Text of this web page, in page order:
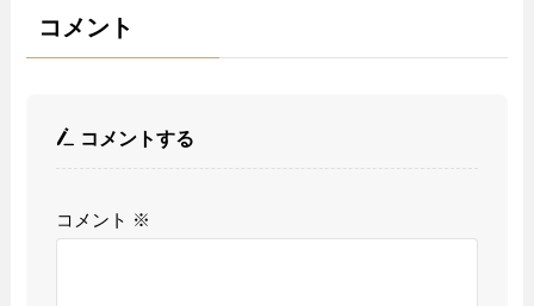
コメント
コメントする
コメント ※